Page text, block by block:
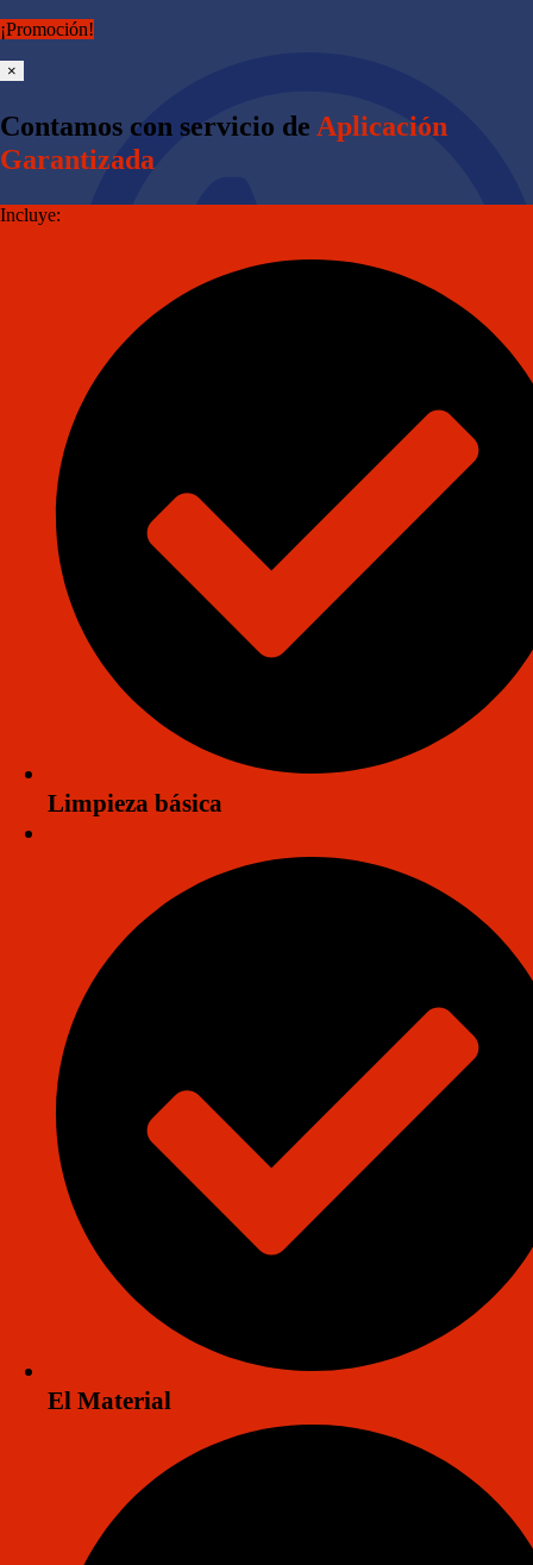
Aplicación y Presupuesto
Venta de Producto
¡Promoción!
×
Contamos con servicio de Aplicación
Garantizada
Incluye:
Limpieza básica
El Material